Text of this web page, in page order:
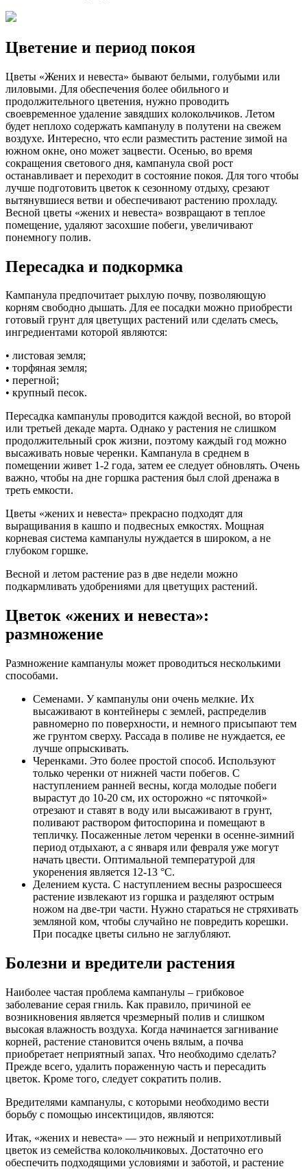
Цветение и период покоя
Цветы «Жених и невеста» бывают белыми, голубыми или
лиловыми. Для обеспечения более обильного и
продолжительного цветения, нужно проводить
своевременное удаление завядших колокольчиков. Летом
будет неплохо содержать кампанулу в полутени на свежем
воздухе. Интересно, что если разместить растение зимой на
южном окне, оно может зацвести. Осенью, во время
сокращения светового дня, кампанула свой рост
останавливает и переходит в состояние покоя. Для того чтобы
лучше подготовить цветок к сезонному отдыху, срезают
вытянувшиеся ветви и обеспечивают растению прохладу.
Весной цветы «жених и невеста» возвращают в теплое
помещение, удаляют засохшие побеги, увеличивают
понемногу полив.
Пересадка и подкормка
Кампанула предпочитает рыхлую почву, позволяющую
корням свободно дышать. Для ее посадки можно приобрести
готовый грунт для цветущих растений или сделать смесь,
ингредиентами которой являются:
• листовая земля;
• торфяная земля;
• перегной;
• крупный песок.
Пересадка кампанулы проводится каждой весной, во второй
или третьей декаде марта. Однако у растения не слишком
продолжительный срок жизни, поэтому каждый год можно
высаживать новые черенки. Кампанула в среднем в
помещении живет 1-2 года, затем ее следует обновлять. Очень
важно, чтобы на дне горшка растения был слой дренажа в
треть емкости.
Цветы «жених и невеста» прекрасно подходят для
выращивания в кашпо и подвесных емкостях. Мощная
корневая система кампанулы нуждается в широком, а не
глубоком горшке.
Весной и летом растение раз в две недели можно
подкармливать удобрениями для цветущих растений.
Цветок «жених и невеста»:
размножение
Размножение кампанулы может проводиться несколькими
способами.
Семенами. У кампанулы они очень мелкие. Их
высаживают в контейнеры с землей, распределив
равномерно по поверхности, и немного присыпают тем
же грунтом сверху. Рассада в поливе не нуждается, ее
лучше опрыскивать.
Черенками. Это более простой способ. Используют
только черенки от нижней части побегов. С
наступлением ранней весны, когда молодые побеги
вырастут до 10-20 см, их осторожно «с пяточкой»
отрезают и ставят в воду или высаживают в грунт,
поливают раствором фитоспорина и помещают в
тепличку. Посаженные летом черенки в осенне-зимний
период отдыхают, а с января или февраля уже могут
начать цвести. Оптимальной температурой для
укоренения является 12-13 °C.
Делением куста. С наступлением весны разросшееся
растение извлекают из горшка и разделяют острым
ножом на две-три части. Нужно стараться не стряхивать
земляной ком, чтобы случайно не повредить корешки.
При посадке цветы сильно не заглубляют.
Болезни и вредители растения
Наиболее частая проблема кампанулы – грибковое
заболевание серая гниль. Как правило, причиной ее
возникновения является чрезмерный полив и слишком
высокая влажность воздуха. Когда начинается загнивание
корней, растение становится очень вялым, а почва
приобретает неприятный запах. Что необходимо сделать?
Прежде всего, удалить пораженную часть и пересадить
цветок. Кроме того, следует сократить полив.
Вредителями кампанулы, с которыми необходимо вести
борьбу с помощью инсектицидов, являются:
Итак, «жених и невеста» — это нежный и неприхотливый
цветок из семейства колокольчиковых. Достаточно его
обеспечить подходящими условиями и заботой, и растение